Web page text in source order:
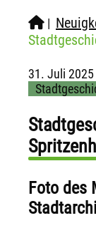
|
31. Juli 2025
Foto des